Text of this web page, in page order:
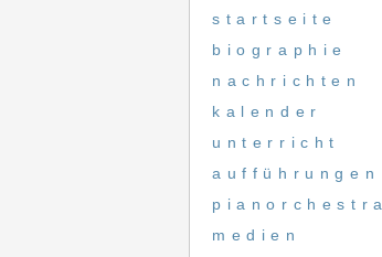
startseite
biographie
nachrichten
kalender
unterricht
aufführungen
pianorchestra
medien